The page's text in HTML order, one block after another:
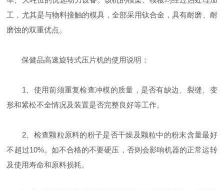
工，尤其是与物料接触的模具，全部采用钛合金，具有耐磨、耐
磨蚀的双重优点。
保健品高速旋转式压片机的使用说明：
1、使用前须重复检查冲模的质量，是否有缺边、裂缝、变
形和紧松不全情况及装置是否完整良好等工作。
2、检查颗粒原料的粉子是否干燥及颗粒中的粉末含量最好
不超过10%。如不合格的不要硬压，否则会影响机器的正常运转
及使用寿命和原料损耗。